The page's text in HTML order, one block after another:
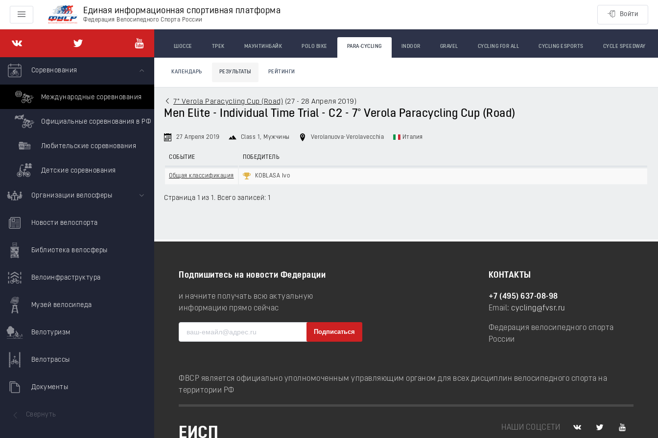
Единая информационная спортивная платформа
Федерация Велосипедного Спорта России
Войти
Соревнования
Международные соревнования
Официальные соревнования в РФ
Любительские соревнования
Детские соревнования
Организации велосферы
Новости велоспорта
Библиотека велосферы
Велоинфраструктура
Музей велосипеда
Велотуризм
Велотрассы
Документы
Свернуть
ШОССЕ ТРЕК МАУНТИНБАЙК POLO BIKE PARA-CYCLING INDOOR GRAVEL CYCLING FOR ALL CYCLING ESPORTS CYCLE SPEEDWAY
КАЛЕНДАРЬ РЕЗУЛЬТАТЫ РЕЙТИНГИ
7° Verola Paracycling Cup (Road) (27 - 28 Апреля 2019 )
Men Elite - Individual Time Trial - C2 - 7° Verola Paracycling Cup (Road)
27 Апреля 2019 Class 1 , Мужчины Verolanuova-Verolavecchia Италия
СОБЫТИЕ ПОБЕДИТЕЛЬ
Общая классификация KOBLASA Ivo
Страница 1 из 1. Всего записей: 1
Подпишитесь на новости Федерации
и начните получать всю актуальную
информацию прямо сейчас
КОНТАКТЫ
+7 (495) 637-08-98
Email: cycling@fvsr.ru
Федерация велосипедного спорта
России
ФВСР является официально уполномоченным управляющим органом для всех дисциплин велосипедного спорта на
территории РФ
НАШИ СОЦСЕТИ
ЕИСП